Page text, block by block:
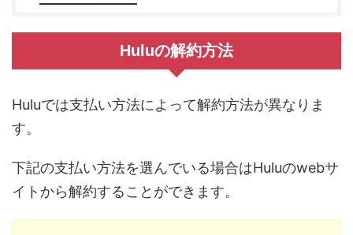
Huluの解約方法
Huluでは支払い方法によって解約方法が異なりま
す。
下記の支払い方法を選んでいる場合はHuluのwebサ
イトから解約することができます。